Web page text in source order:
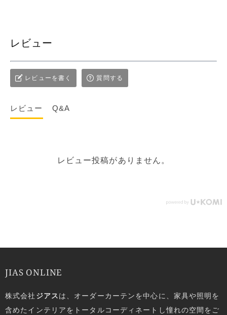
レビュー
レビューを書く 質問する
レビュー Q&A
レビュー投稿がありません。
JIAS ONLINE
株式会社 ジアスは、オーダーカーテンを中心に、家具や照明を
含めたインテリアをトータルコーディネートし憧れの空間をご